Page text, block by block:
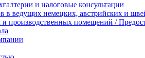
и налоговые консультации
в ведущих немецких, австрийских и
производственных помещений /